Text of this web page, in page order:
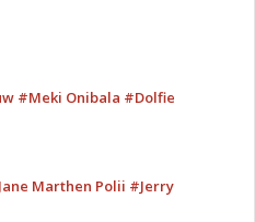
#Meki Onibala #Dolfie
Marthen Polii #Jerry